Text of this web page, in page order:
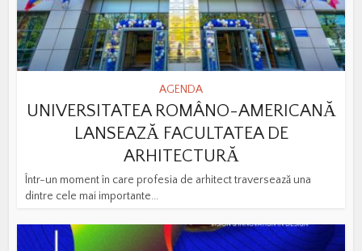
AGENDA
UNIVERSITATEA ROMÂNO-AMERICANĂ
LANSEAZĂ FACULTATEA DE
ARHITECTURĂ
Într-un moment în care profesia de arhitect traversează una
dintre cele mai importante...